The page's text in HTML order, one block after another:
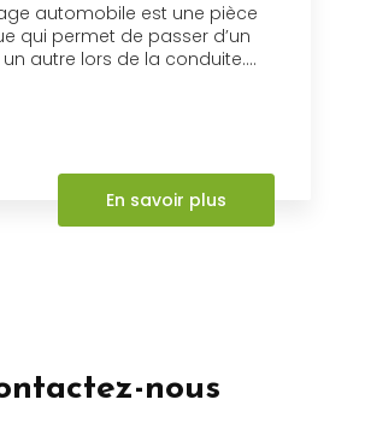
automobile est une pièce
qui permet de passer d’un
autre lors de la conduite....
En savoir plus
nous